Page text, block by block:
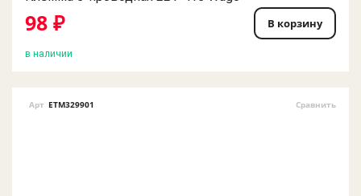
98 ₽ В корзину
в наличии
Арт ETM329901 Сравнить